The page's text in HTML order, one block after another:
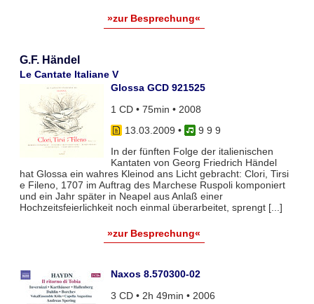
»zur Besprechung«
G.F. Händel
Le Cantate Italiane V
Glossa GCD 921525
1 CD • 75min • 2008
13.03.2009 •
9 9 9
In der fünften Folge der italienischen
Kantaten von Georg Friedrich Händel
hat Glossa ein wahres Kleinod ans Licht gebracht: Clori, Tirsi
e Fileno, 1707 im Auftrag des Marchese Ruspoli komponiert
und ein Jahr später in Neapel aus Anlaß einer
Hochzeitsfeierlichkeit noch einmal überarbeitet, sprengt [...]
»zur Besprechung«
Naxos 8.570300-02
3 CD • 2h 49min • 2006